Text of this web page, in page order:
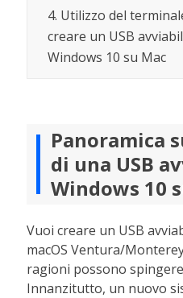
4. Utilizzo del
creare un USB
Windows 10 su Mac
Panoramica
di una USB
Windows 10
Vuoi creare un USB
macOS Ventura/
ragioni possono
Innanzitutto, un nuovo